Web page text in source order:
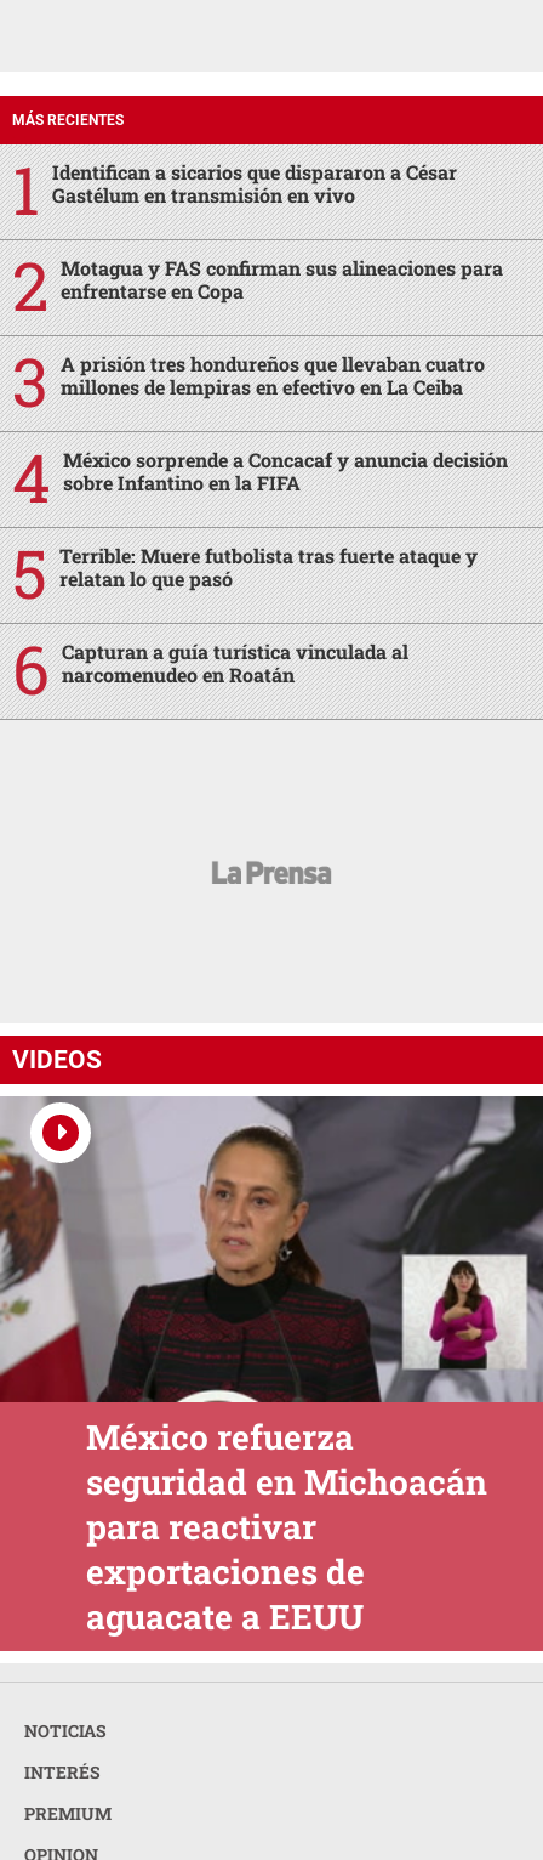
MÁS RECIENTES
Identifican a sicarios que dispararon a César
Gastélum en transmisión en vivo
Motagua y FAS confirman sus alineaciones para
enfrentarse en Copa
A prisión tres hondureños que llevaban cuatro
millones de lempiras en efectivo en La Ceiba
México sorprende a Concacaf y anuncia decisión
sobre Infantino en la FIFA
Terrible: Muere futbolista tras fuerte ataque y
relatan lo que pasó
Capturan a guía turística vinculada al
narcomenudeo en Roatán
VIDEOS
México refuerza
seguridad en Michoacán
para reactivar
exportaciones de
aguacate a EEUU
NOTICIAS
INTERÉS
PREMIUM
OPINION